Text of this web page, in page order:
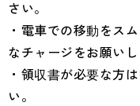
さい。
・電車での移動をス
なチャージをお願いし
・領収書が必要な方
い。